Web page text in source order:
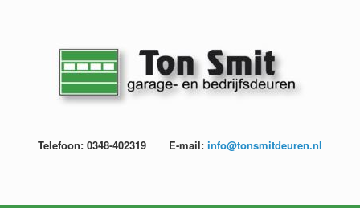
Telefoon: 0348-402319 E-mail: info@tonsmitdeuren.nl